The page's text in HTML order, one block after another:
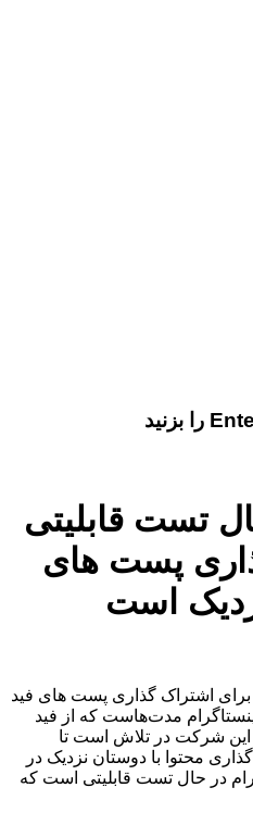
تست قابلیتی
پست های
است
برای اشتراک گذاری پست های فید
مدت‌هاست که از فید
این شرکت در تلاش است تا
محتوا با دوستان نزدیک در
در حال تست قابلیتی است که